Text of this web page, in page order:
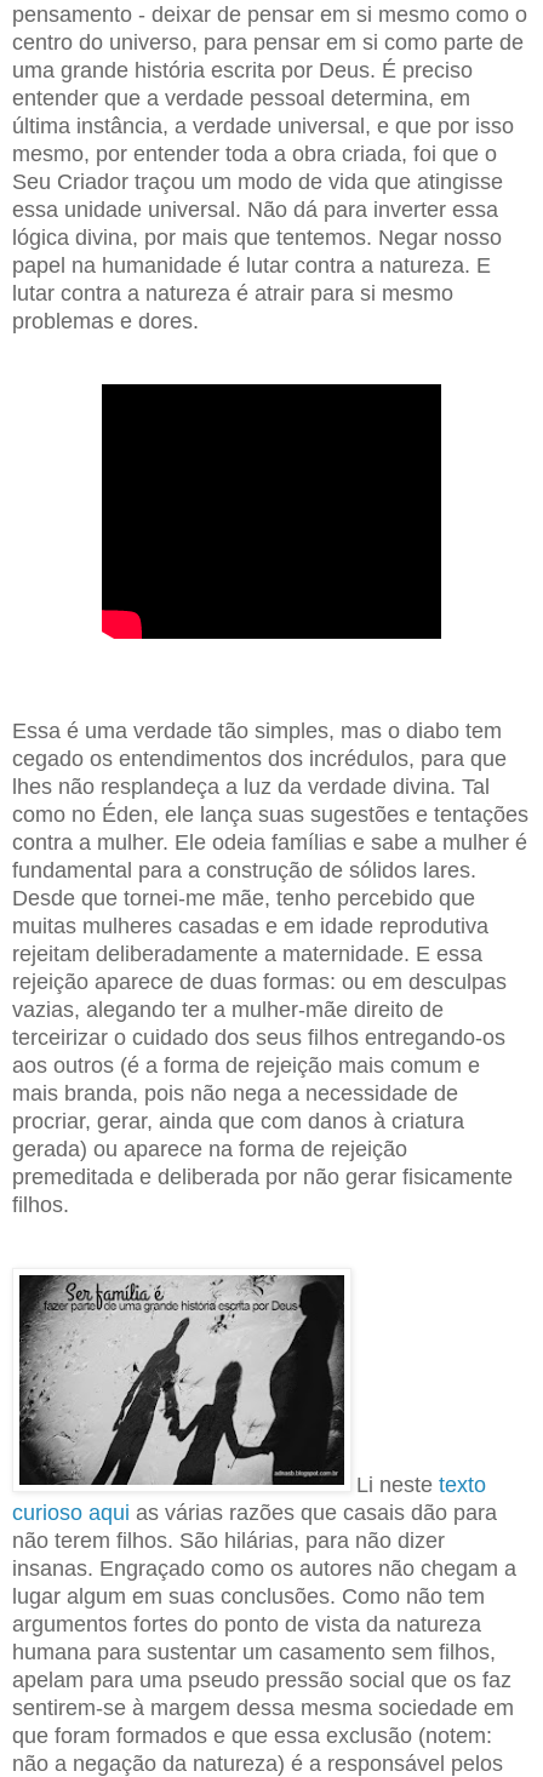
pensamento - deixar de pensar em si mesmo como o
centro do universo, para pensar em si como parte de
uma grande história escrita por Deus. É preciso
entender que a verdade pessoal determina, em
última instância, a verdade universal, e que por isso
mesmo, por entender toda a obra criada, foi que o
Seu Criador traçou um modo de vida que atingisse
essa unidade universal. Não dá para inverter essa
lógica divina, por mais que tentemos. Negar nosso
papel na humanidade é lutar contra a natureza. E
lutar contra a natureza é atrair para si mesmo
problemas e dores.
Essa é uma verdade tão simples, mas o diabo tem
cegado os entendimentos dos incrédulos, para que
lhes não resplandeça a luz da verdade divina. Tal
como no Éden, ele lança suas sugestões e tentações
contra a mulher. Ele odeia famílias e sabe a mulher é
fundamental para a construção de sólidos lares.
Desde que tornei-me mãe, tenho percebido que
muitas mulheres casadas e em idade reprodutiva
rejeitam deliberadamente a maternidade. E essa
rejeição aparece de duas formas: ou em desculpas
vazias, alegando ter a mulher-mãe direito de
terceirizar o cuidado dos seus filhos entregando-os
aos outros (é a forma de rejeição mais comum e
mais branda, pois não nega a necessidade de
procriar, gerar, ainda que com danos à criatura
gerada) ou aparece na forma de rejeição
premeditada e deliberada por não gerar fisicamente
filhos.
Li neste texto
curioso aqui as várias razões que casais dão para
não terem filhos. São hilárias, para não dizer
insanas. Engraçado como os autores não chegam a
lugar algum em suas conclusões. Como não tem
argumentos fortes do ponto de vista da natureza
humana para sustentar um casamento sem filhos,
apelam para uma pseudo pressão social que os faz
sentirem-se à margem dessa mesma sociedade em
que foram formados e que essa exclusão (notem:
não a negação da natureza) é a responsável pelos